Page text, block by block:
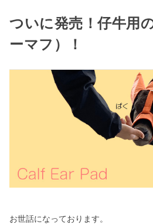
ついに発売！仔牛用
ーマフ）！
お世話になっております。